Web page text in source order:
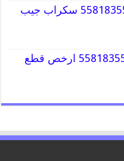
قطع غيار جيب 55818355 سكراب جيب
قطع غيار دودج 55818355 ارخص قطع